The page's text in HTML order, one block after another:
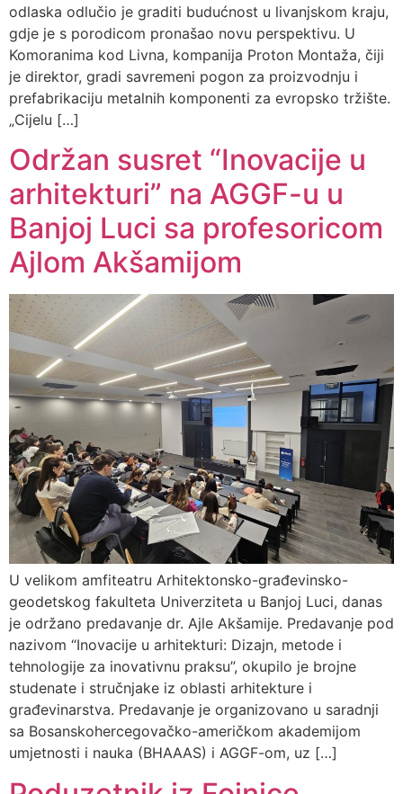
odlaska odlučio je graditi budućnost u livanjskom kraju,
gdje je s porodicom pronašao novu perspektivu. U
Komoranima kod Livna, kompanija Proton Montaža, čiji
je direktor, gradi savremeni pogon za proizvodnju i
prefabrikaciju metalnih komponenti za evropsko tržište.
„Cijelu […]
Održan susret “Inovacije u
arhitekturi” na AGGF-u u
Banjoj Luci sa profesoricom
Ajlom Akšamijom
U velikom amfiteatru Arhitektonsko-građevinsko-
geodetskog fakulteta Univerziteta u Banjoj Luci, danas
je održano predavanje dr. Ajle Akšamije. Predavanje pod
nazivom “Inovacije u arhitekturi: Dizajn, metode i
tehnologije za inovativnu praksu”, okupilo je brojne
studenate i stručnjake iz oblasti arhitekture i
građevinarstva. Predavanje je organizovano u saradnji
sa Bosanskohercegovačko-američkom akademijom
umjetnosti i nauka (BHAAAS) i AGGF-om, uz […]